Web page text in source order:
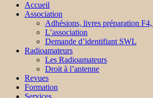
Accueil
Association
Adhésions, livres préparation
L’association
Demande d’identifiant SWL
Radioamateurs
Les Radioamateurs
Droit à l’antenne
Revues
Formation
Services